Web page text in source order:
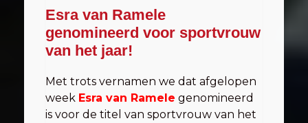
Esra van Ramele
genomineerd voor sportvrouw
van het jaar!
Met trots vernamen we dat afgelopen
week Esra van Ramele genomineerd
is voor de titel van sportvrouw van het